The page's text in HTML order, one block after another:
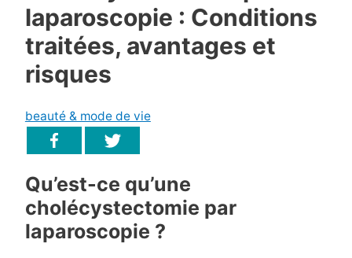
laparoscopie : Conditions
traitées, avantages et
risques
beauté & mode de vie
Qu’est-ce qu’une
cholécystectomie par
laparoscopie ?